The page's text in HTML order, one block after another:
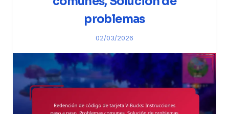
problemas
02/03/2026